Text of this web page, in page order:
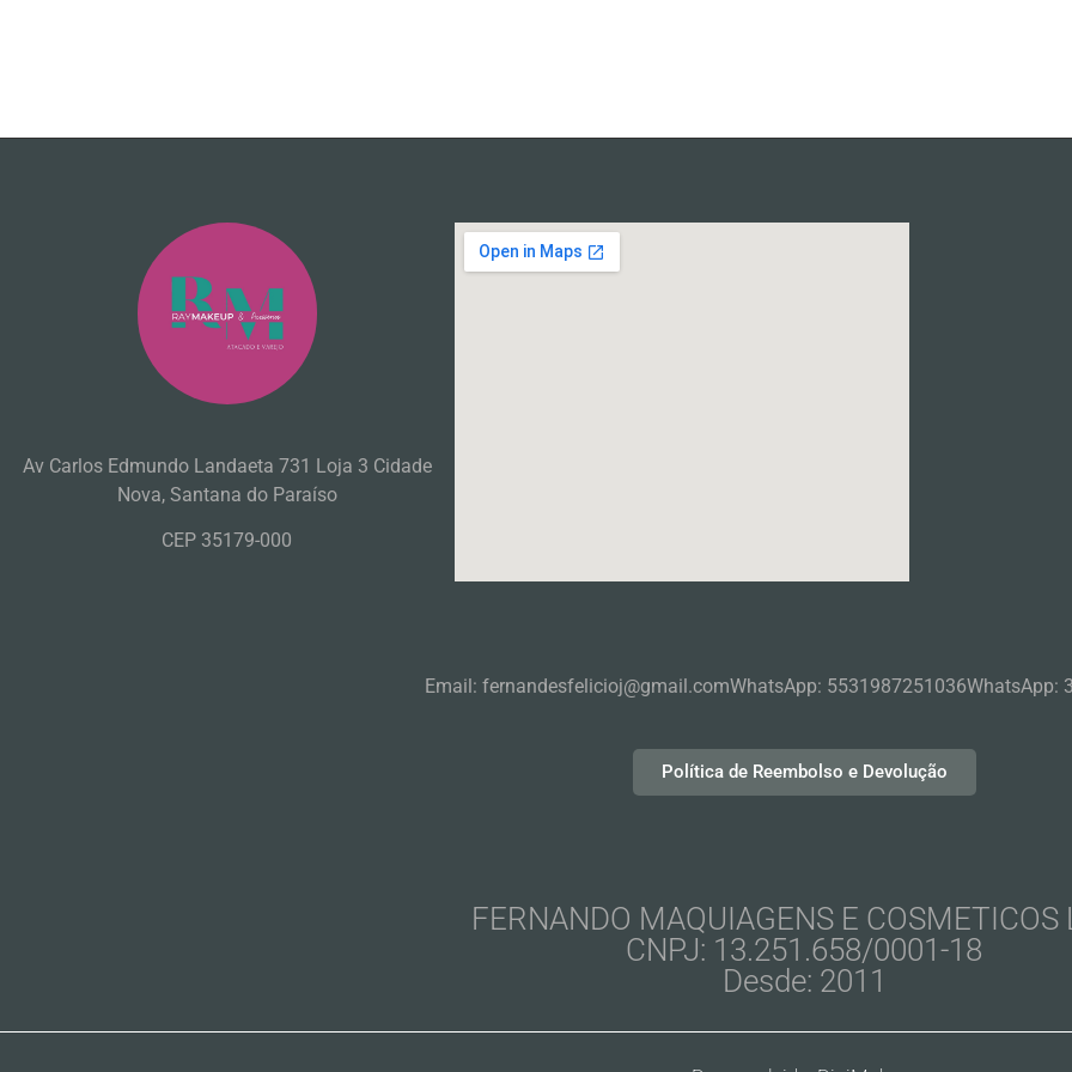
Av Carlos Edmundo Landaeta 731 Loja 3 Cidade
Nova, Santana do Paraíso
CEP 35179-000
Email: fernandesfelicioj@gmail.comWhatsApp: 5531987251036WhatsApp:
Política de Reembolso e Devolução
FERNANDO MAQUIAGENS E COSMETICOS
CNPJ: 13.251.658/0001-18
Desde: 2011